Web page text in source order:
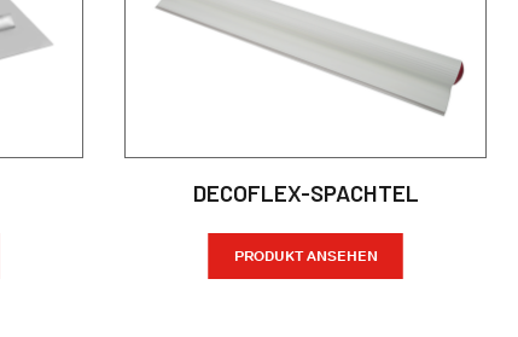
DECOFLEX-SPACHTEL
PRODUKT ANSEHEN